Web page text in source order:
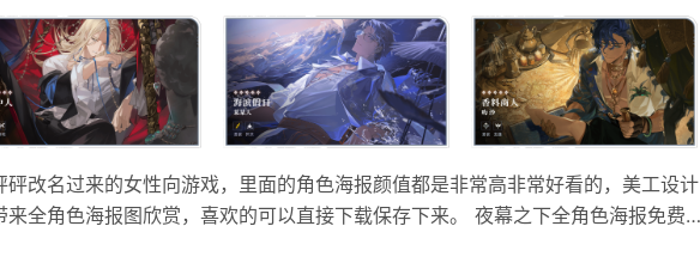
砰改名过来的女性向游戏，里面的角色海报颜值都是非常高非常好看的，美工设计
全角色海报图欣赏，喜欢的可以直接下载保存下来。 夜幕之下全角色海报免费